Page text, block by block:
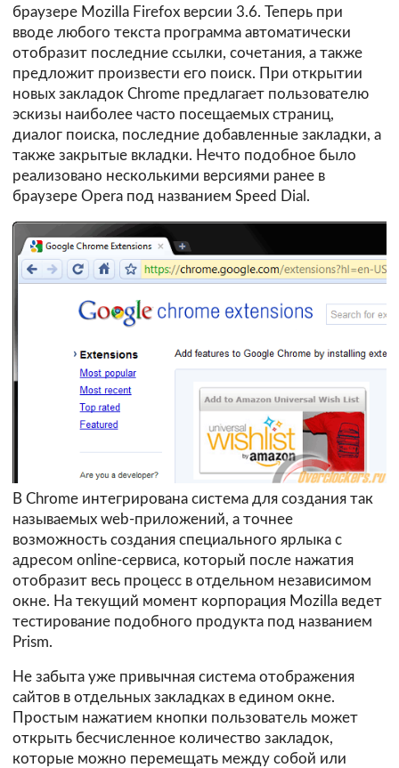
браузере Mozilla Firefox версии 3.6. Теперь при
вводе любого текста программа автоматически
отобразит последние ссылки, сочетания, а также
предложит произвести его поиск. При открытии
новых закладок Chrome предлагает пользователю
эскизы наиболее часто посещаемых страниц,
диалог поиска, последние добавленные закладки, а
также закрытые вкладки. Нечто подобное было
реализовано несколькими версиями ранее в
браузере Opera под названием Speed Dial.
В Chrome интегрирована система для создания так
называемых web-приложений, а точнее
возможность создания специального ярлыка с
адресом online-сервиса, который после нажатия
отобразит весь процесс в отдельном независимом
окне. На текущий момент корпорация Mozilla ведет
тестирование подобного продукта под названием
Prism.
Не забыта уже привычная система отображения
сайтов в отдельных закладках в едином окне.
Простым нажатием кнопки пользователь может
открыть бесчисленное количество закладок,
которые можно перемещать между собой или